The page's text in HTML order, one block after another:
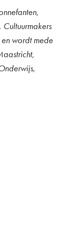
wordt mede